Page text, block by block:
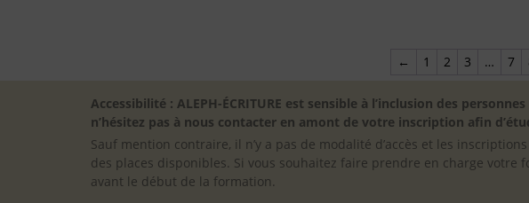
← 1 2 3 … 7
Accessibilité : ALEPH-ÉCRITURE est sensible à l’inclusion des
n’hésitez pas à nous contacter en amont de votre inscription afin
Sauf mention contraire, il n’y a pas de modalité d’accès et les
des places disponibles. Si vous souhaitez faire prendre en charge
avant le début de la formation.